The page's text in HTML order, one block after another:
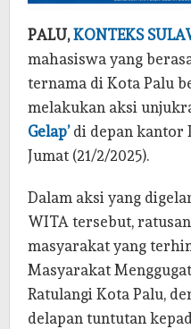
PALU,KONTEKS
mahasiswa yang
ternama di Kota Palu
melakukan aksi
Gelap’ di depan kantor
Jumat (21/2/2025).
Dalam aksi yang
WITA tersebut,
masyarakat yang
Masyarakat
Ratulangi Kota Palu,
delapan tuntutan